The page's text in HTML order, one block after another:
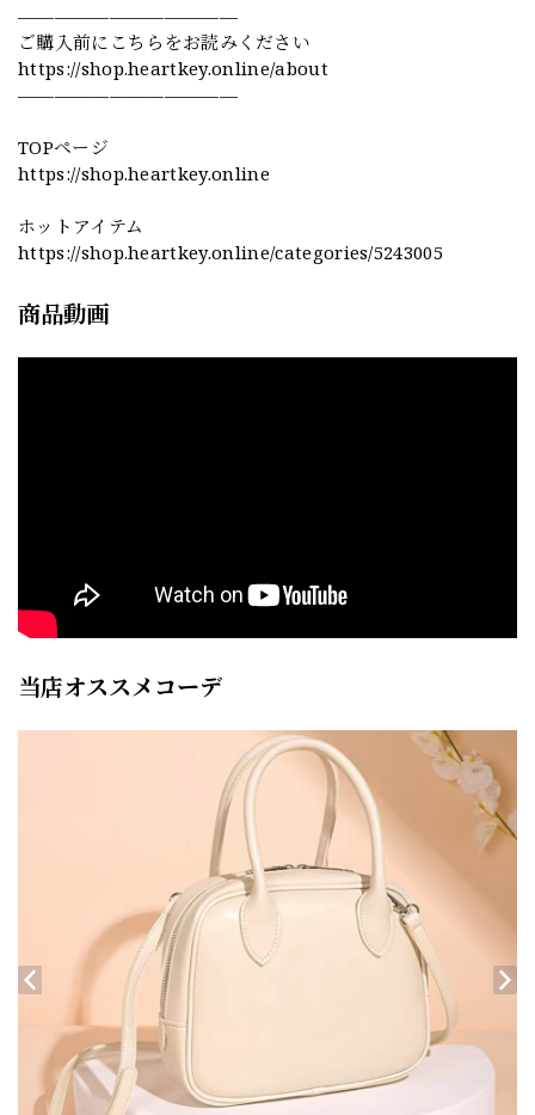
————————————
ご購入前にこちらをお読みください
https://shop.heartkey.online/about
————————————
TOPページ
https://shop.heartkey.online
ホットアイテム
https://shop.heartkey.online/categories/5243005
商品動画
当店オススメコーデ